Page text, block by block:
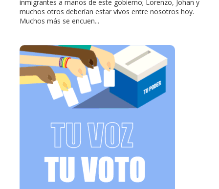
inmigrantes a manos de este gobierno; Lorenzo, Johan y
muchos otros deberían estar vivos entre nosotros hoy.
Muchos más se encuen...